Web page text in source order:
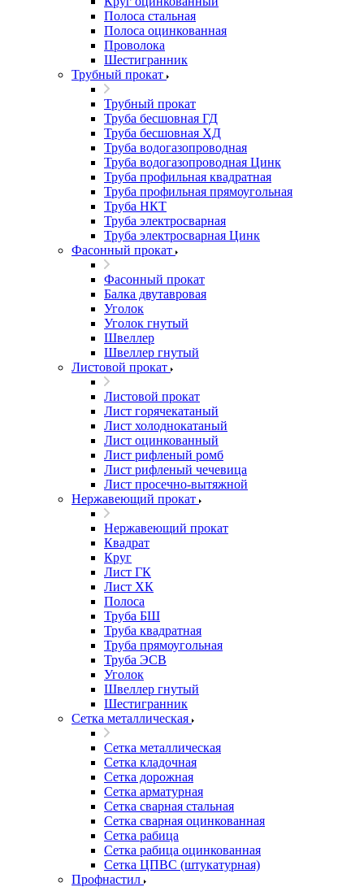
Полоса стальная
Полоса оцинкованная
Проволока
Шестигранник
Трубный прокат
Трубный прокат
Труба бесшовная ГД
Труба бесшовная ХД
Труба водогазопроводная
Труба водогазопроводная Цинк
Труба профильная квадратная
Труба профильная прямоугольная
Труба НКТ
Труба электросварная
Труба электросварная Цинк
Фасонный прокат
Фасонный прокат
Балка двутавровая
Уголок
Уголок гнутый
Швеллер
Швеллер гнутый
Листовой прокат
Листовой прокат
Лист горячекатаный
Лист холоднокатаный
Лист оцинкованный
Лист рифленый ромб
Лист рифленый чечевица
Лист просечно-вытяжной
Нержавеющий прокат
Нержавеющий прокат
Квадрат
Круг
Лист ГК
Лист ХК
Полоса
Труба БШ
Труба квадратная
Труба прямоугольная
Труба ЭСВ
Уголок
Швеллер гнутый
Шестигранник
Сетка металлическая
Сетка металлическая
Сетка кладочная
Сетка дорожная
Сетка арматурная
Сетка сварная стальная
Сетка сварная оцинкованная
Сетка рабица
Сетка рабица оцинкованная
Сетка ЦПВС (штукатурная)
Профнастил